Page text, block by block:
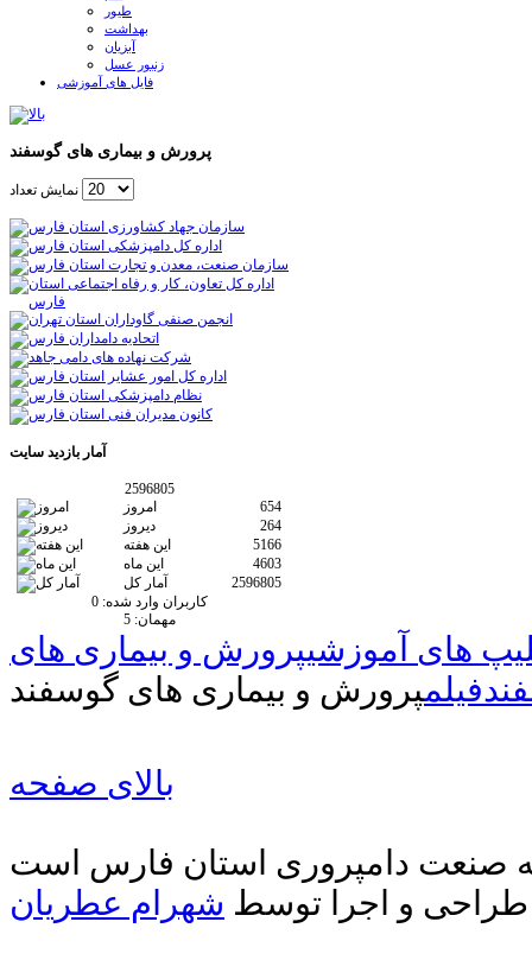
طیور
بهداشت
آبزیان
زنبور عسل
فایل های آموزشی
پرورش و بیماری های گوسفند
آمار بازدید سایت
2596805
امروز
654
دیروز
264
این هفته
5166
این ماه
4603
آمار کل
2596805
کاربران وارد شده: 0
مهمان: 5
های آموزشیپرورش و بیماری های
فیلمپرورش و بیماری های گوسفند
بالای صفحه
صنعت دامپروری استان فارس است
طراحی و اجرا توسط شهرام عطریان